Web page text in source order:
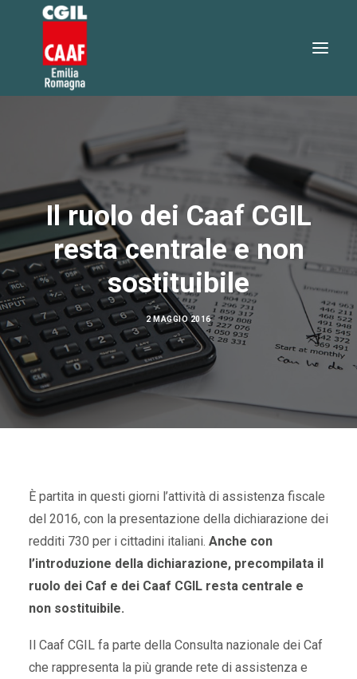
SERVIZI ONLINE
TEO RISPONDE
DOVE SIAMO
NOTIZIE
LAVORA CON NOI
RICERCA
Il ruolo dei Caaf CGIL
resta centrale e non
sostituibile
2 MAGGIO 2016
È partita in questi giorni l’attività di assistenza fiscale
del 2016, con la presentazione della dichiarazione dei
redditi 730 per i cittadini italiani. Anche con
l’introduzione della dichiarazione, precompilata il
ruolo dei Caf e dei Caaf CGIL resta centrale e
non sostituibile.
Il Caaf CGIL fa parte della Consulta nazionale dei Caf
che rappresenta la più grande rete di assistenza e